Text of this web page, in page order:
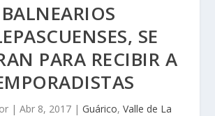
BALNEARIOS
SE
PARA RECIBIR A
| Abr 8, 2017| Guárico, Valle de La